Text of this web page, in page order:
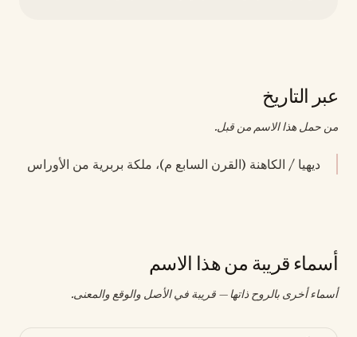
عبر التاريخ
من حمل هذا الاسم من قبل.
ديهيا / الكاهنة (القرن السابع م)، ملكة بربرية من الأوراس
أسماء قريبة من هذا الاسم
أسماء أخرى بالروح ذاتها — قريبة في الأصل والوقع والمعنى.